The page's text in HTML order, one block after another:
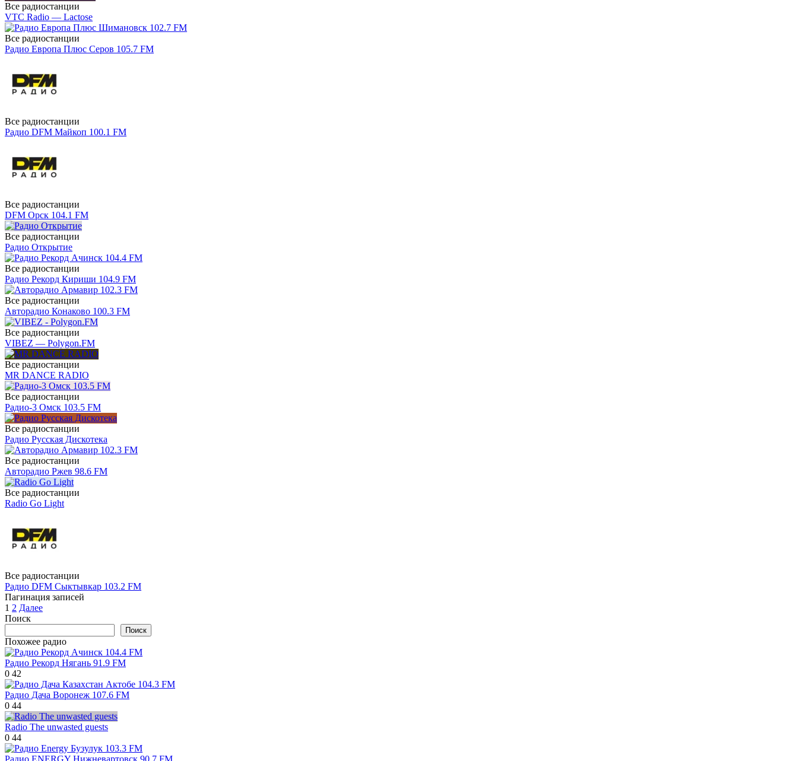
Все радиостанции
VTC Radio — Lactose
Все радиостанции
Радио Европа Плюс Серов 105.7 FM
Все радиостанции
Радио DFM Майкоп 100.1 FM
Все радиостанции
DFM Орск 104.1 FM
Все радиостанции
Радио Открытие
Все радиостанции
Радио Рекорд Кириши 104.9 FM
Все радиостанции
Авторадио Конаково 100.3 FM
Все радиостанции
VIBEZ — Polygon.FM
Все радиостанции
MR DANCE RADIO
Все радиостанции
Радио-3 Омск 103.5 FM
Все радиостанции
Радио Русская Дискотека
Все радиостанции
Авторадио Ржев 98.6 FM
Все радиостанции
Radio Go Light
Все радиостанции
Радио DFM Сыктывкар 103.2 FM
Пагинация записей
1 2 Далее
Поиск
Поиск
Похожее радио
Радио Рекорд Нягань 91.9 FM
0 42
Радио Дача Воронеж 107.6 FM
0 44
Radio The unwasted guests
0 44
Радио ENERGY Нижневартовск 90.7 FM